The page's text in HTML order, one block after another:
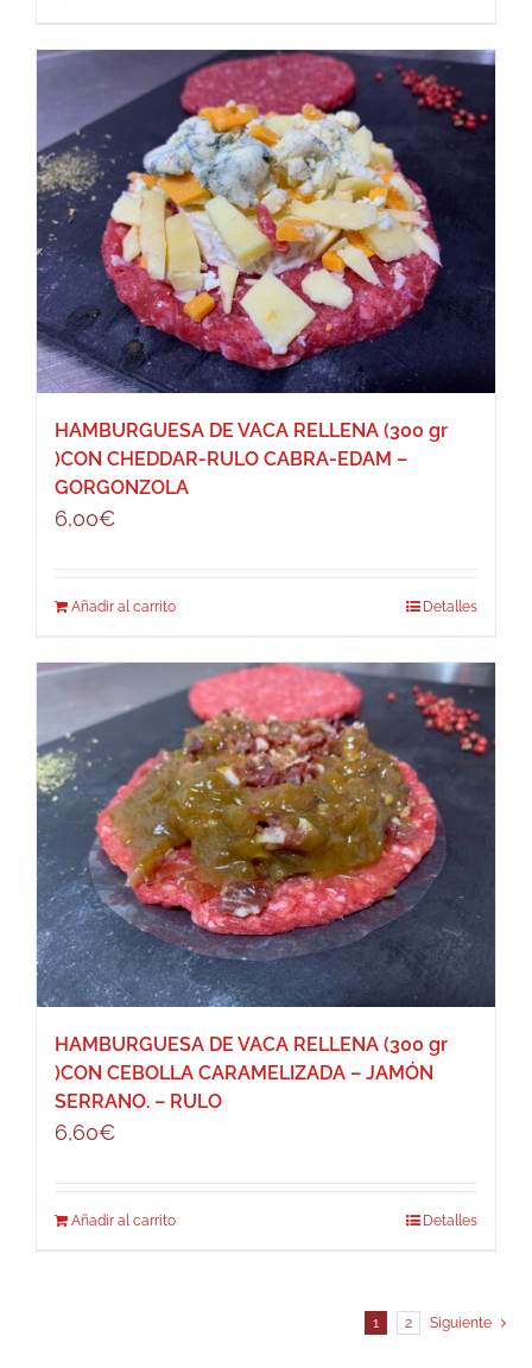
HAMBURGUESA DE VACA RELLENA (300 gr
)CON CHEDDAR-RULO CABRA-EDAM –
GORGONZOLA
6,00€
Añadir al carrito Detalles
HAMBURGUESA DE VACA RELLENA (300 gr
)CON CEBOLLA CARAMELIZADA – JAMÓN
SERRANO. – RULO
6,60€
Añadir al carrito Detalles
1 2 Siguiente